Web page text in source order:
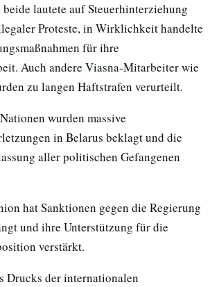
lautete auf Steuerhinterziehung
Proteste, in Wirklichkeit handelte
für ihre
Auch andere Viasna-Mitarbeiter wie
zu langen Haftstrafen verurteilt.
wurden massive
in Belarus beklagt und die
aller politischen Gefangenen
hat Sanktionen gegen die Regierung
und ihre Unterstützung für die
verstärkt.
Drucks der internationalen